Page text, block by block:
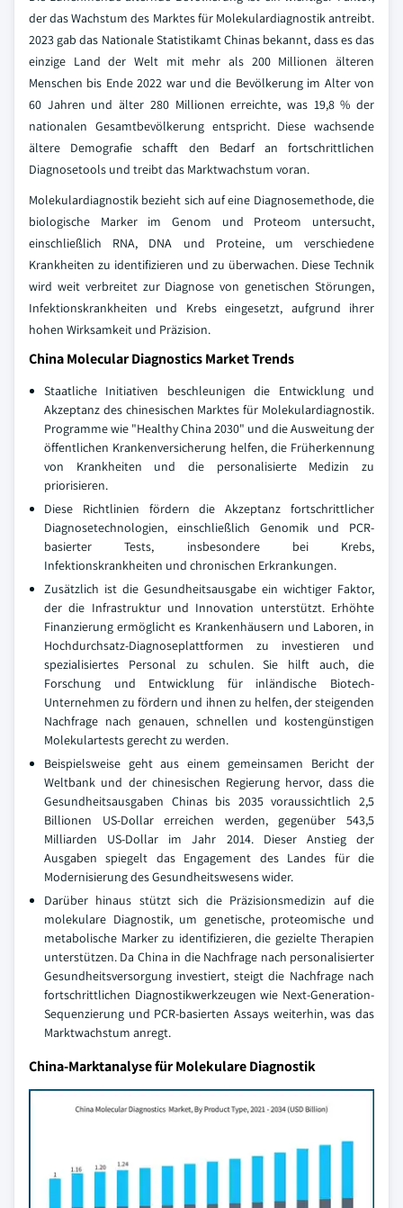
der das Wachstum des Marktes für Molekulardiagnostik antreibt.
2023 gab das Nationale Statistikamt Chinas bekannt, dass es das
einzige Land der Welt mit mehr als 200 Millionen älteren
Menschen bis Ende 2022 war und die Bevölkerung im Alter von
60 Jahren und älter 280 Millionen erreichte, was 19,8 % der
nationalen Gesamtbevölkerung entspricht. Diese wachsende
ältere Demografie schafft den Bedarf an fortschrittlichen
Diagnosetools und treibt das Marktwachstum voran.
Molekulardiagnostik bezieht sich auf eine Diagnosemethode, die
biologische Marker im Genom und Proteom untersucht,
einschließlich RNA, DNA und Proteine, um verschiedene
Krankheiten zu identifizieren und zu überwachen. Diese Technik
wird weit verbreitet zur Diagnose von genetischen Störungen,
Infektionskrankheiten und Krebs eingesetzt, aufgrund ihrer
hohen Wirksamkeit und Präzision.
China Molecular Diagnostics Market Trends
Staatliche Initiativen beschleunigen die Entwicklung und
Akzeptanz des chinesischen Marktes für Molekulardiagnostik.
Programme wie "Healthy China 2030" und die Ausweitung der
öffentlichen Krankenversicherung helfen, die Früherkennung
von Krankheiten und die personalisierte Medizin zu
priorisieren.
Diese Richtlinien fördern die Akzeptanz fortschrittlicher
Diagnosetechnologien, einschließlich Genomik und PCR-
basierter Tests, insbesondere bei Krebs,
Infektionskrankheiten und chronischen Erkrankungen.
Zusätzlich ist die Gesundheitsausgabe ein wichtiger Faktor,
der die Infrastruktur und Innovation unterstützt. Erhöhte
Finanzierung ermöglicht es Krankenhäusern und Laboren, in
Hochdurchsatz-Diagnoseplattformen zu investieren und
spezialisiertes Personal zu schulen. Sie hilft auch, die
Forschung und Entwicklung für inländische Biotech-
Unternehmen zu fördern und ihnen zu helfen, der steigenden
Nachfrage nach genauen, schnellen und kostengünstigen
Molekulartests gerecht zu werden.
Beispielsweise geht aus einem gemeinsamen Bericht der
Weltbank und der chinesischen Regierung hervor, dass die
Gesundheitsausgaben Chinas bis 2035 voraussichtlich 2,5
Billionen US-Dollar erreichen werden, gegenüber 543,5
Milliarden US-Dollar im Jahr 2014. Dieser Anstieg der
Ausgaben spiegelt das Engagement des Landes für die
Modernisierung des Gesundheitswesens wider.
Darüber hinaus stützt sich die Präzisionsmedizin auf die
molekulare Diagnostik, um genetische, proteomische und
metabolische Marker zu identifizieren, die gezielte Therapien
unterstützen. Da China in die Nachfrage nach personalisierter
Gesundheitsversorgung investiert, steigt die Nachfrage nach
fortschrittlichen Diagnostikwerkzeugen wie Next-Generation-
Sequenzierung und PCR-basierten Assays weiterhin, was das
Marktwachstum anregt.
China-Marktanalyse für Molekulare Diagnostik